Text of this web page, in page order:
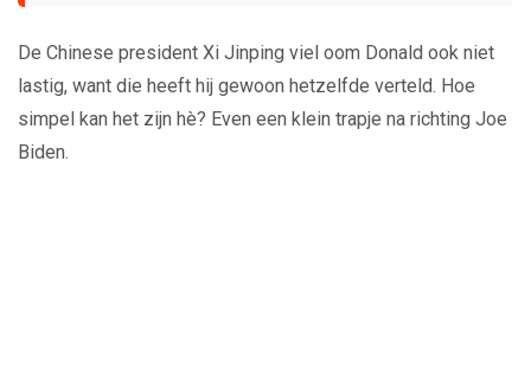
De Chinese president Xi Jinping viel oom Donald ook niet
lastig, want die heeft hij gewoon hetzelfde verteld. Hoe
simpel kan het zijn hè? Even een klein trapje na richting Joe
Biden.